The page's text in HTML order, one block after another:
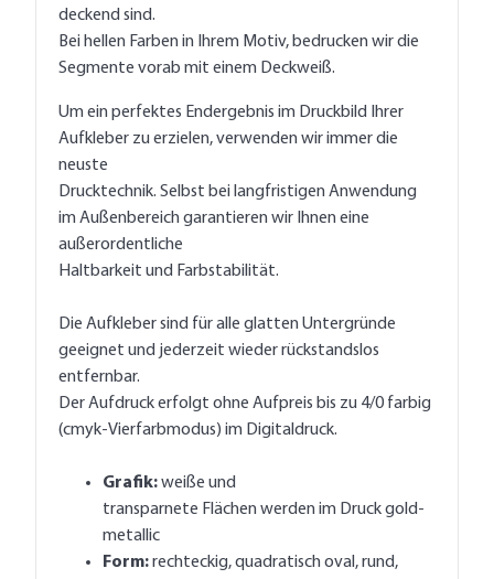
deckend sind.
Bei hellen Farben in Ihrem Motiv, bedrucken wir die
Segmente vorab mit einem Deckweiß.
Um ein perfektes Endergebnis im Druckbild Ihrer
Aufkleber zu erzielen, verwenden wir immer die
neuste
Drucktechnik. Selbst bei langfristigen Anwendung
im Außenbereich garantieren wir Ihnen eine
außerordentliche
Haltbarkeit und Farbstabilität.
Die Aufkleber sind für alle glatten Untergründe
geeignet und jederzeit wieder rückstandslos
entfernbar.
Der Aufdruck erfolgt ohne Aufpreis bis zu 4/0 farbig
(cmyk-Vierfarbmodus) im Digitaldruck.
Grafik:weiße und
transparnete Flächen werden im Druck gold-
metallic
Form:rechteckig, quadratisch oval, rund,